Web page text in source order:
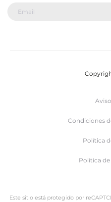
Condiciones
Política
Politica
Este sitio está protegido por